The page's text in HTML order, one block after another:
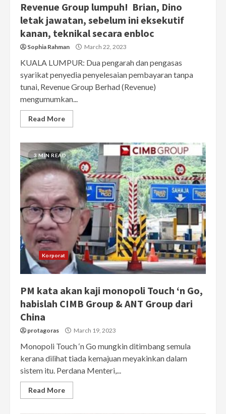
Revenue Group lumpuh! Brian, Dino
letak jawatan, sebelum ini eksekutif
kanan, teknikal secara enbloc
Sophia Rahman March 22, 2023
KUALA LUMPUR: Dua pengarah dan pengasas
syarikat penyedia penyelesaian pembayaran tanpa
tunai, Revenue Group Berhad (Revenue)
mengumumkan...
Read More
3 MIN READ
Korporat
PM kata akan kaji monopoli Touch ‘n Go,
habislah CIMB Group & ANT Group dari
China
protagoras March 19, 2023
Monopoli Touch ‘n Go mungkin ditimbang semula
kerana dilihat tiada kemajuan meyakinkan dalam
sistem itu. Perdana Menteri,...
Read More